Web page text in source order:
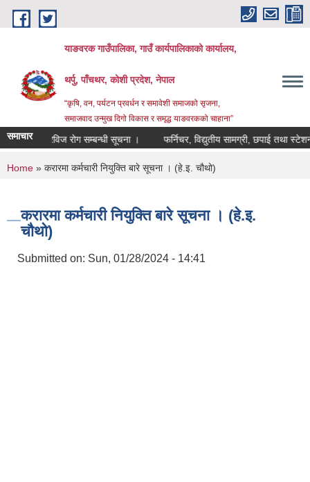
Skip to main content
याङवरक गाउँपालिका, गाउँ कार्यपालिकाको कार्यालय,
थर्पु, पाँचथर, कोशी प्रदेश, नेपाल
“कृषि, वन, पर्यटन प्रवर्धन र समावेशी समाजको सृजना,
समाजवाद उन्मुख दिगो विकास र समृद्ध याङवरकको चाहाना”
समाचार रेविज रोग सम्बन्धी सूचना । फर्निचर, विद्युतीय सामग्री, छपाई तथा
You are here
Home » करारमा कर्मचारी नियुक्ति बारे सूचना । (हे.इ. चौथो)
करारमा कर्मचारी नियुक्ति बारे सूचना । (हे.इ.
चौथो)
Submitted on: Sun, 01/28/2024 - 14:41